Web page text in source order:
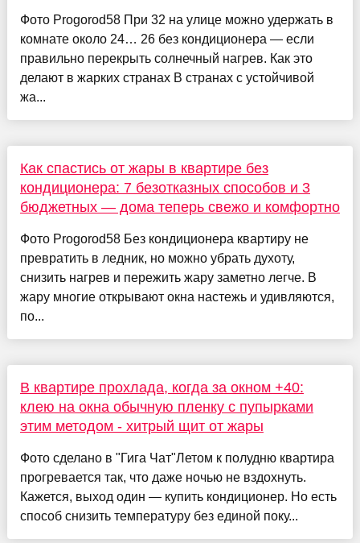
Фото Progorod58 При 32 на улице можно удержать в
комнате около 24… 26 без кондиционера — если
правильно перекрыть солнечный нагрев. Как это
делают в жарких странах В странах с устойчивой
жа...
Как спастись от жары в квартире без
кондиционера: 7 безотказных способов и 3
бюджетных — дома теперь свежо и комфортно
Фото Progorod58 Без кондиционера квартиру не
превратить в ледник, но можно убрать духоту,
снизить нагрев и пережить жару заметно легче. В
жару многие открывают окна настежь и удивляются,
по...
В квартире прохлада, когда за окном +40:
клею на окна обычную пленку с пупырками
этим методом - хитрый щит от жары
Фото сделано в "Гига Чат"Летом к полудню квартира
прогревается так, что даже ночью не вздохнуть.
Кажется, выход один — купить кондиционер. Но есть
способ снизить температуру без единой поку...